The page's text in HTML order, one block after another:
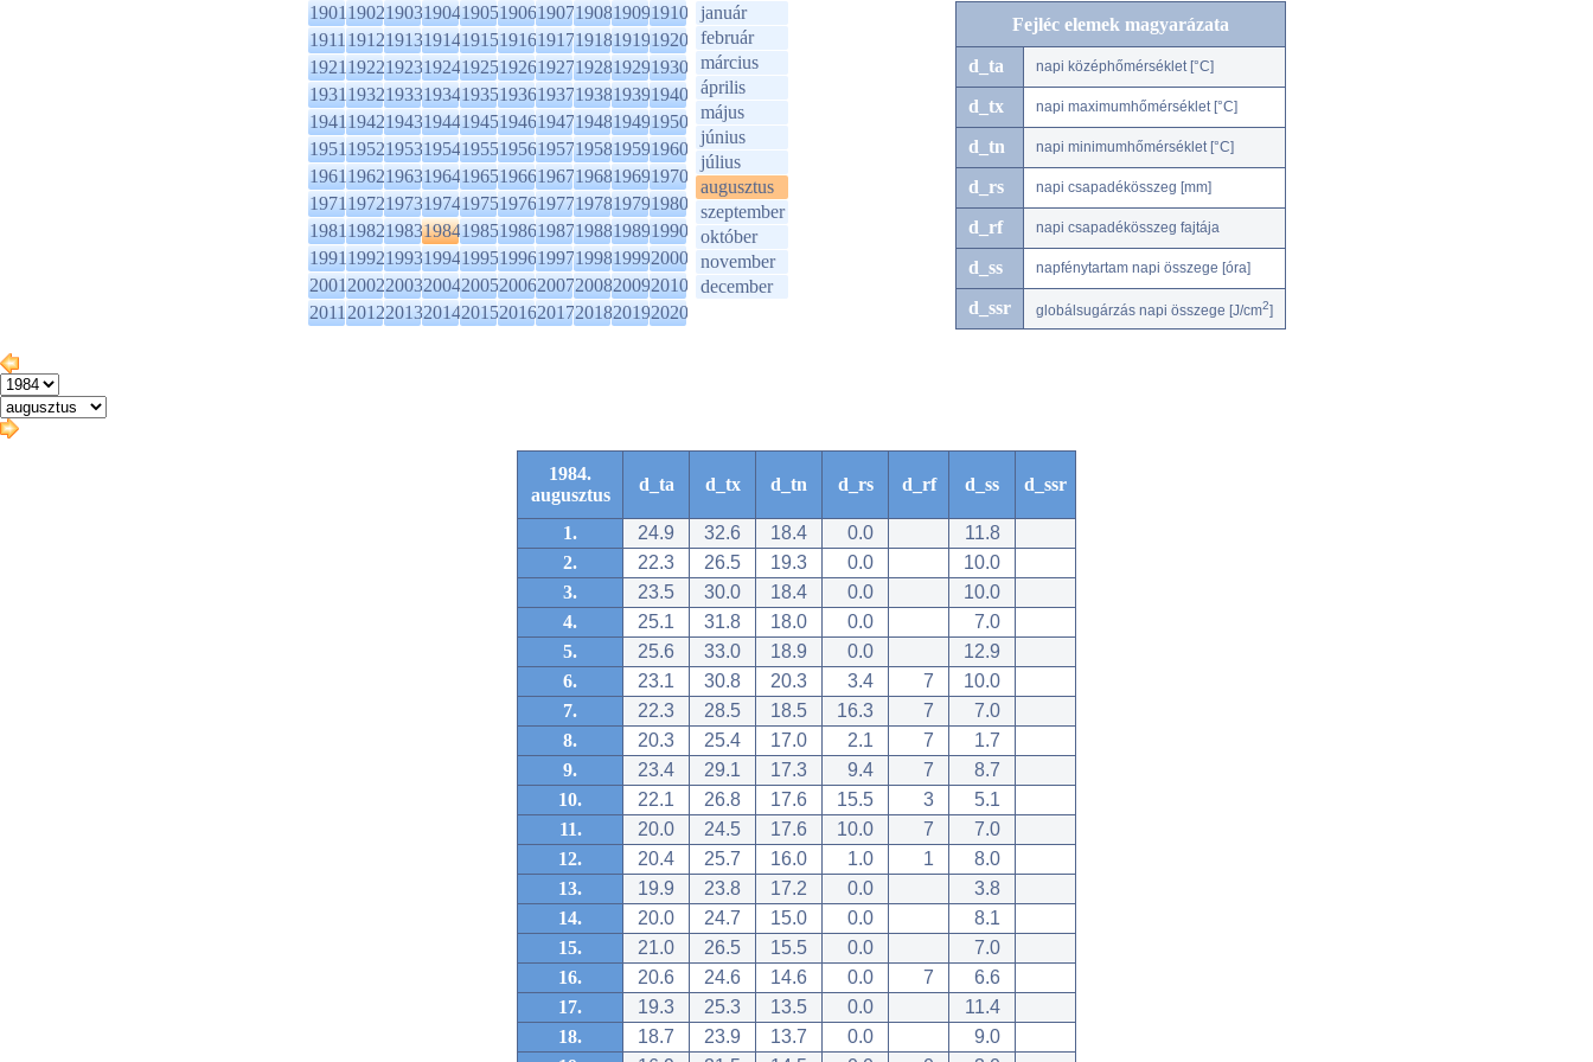
1901190219031904190519061907190819091910
1911191219131914191519161917191819191920
1921192219231924192519261927192819291930
1931193219331934193519361937193819391940
1941194219431944194519461947194819491950
1951195219531954195519561957195819591960
1961196219631964196519661967196819691970
1971197219731974197519761977197819791980
1981198219831984198519861987198819891990
1991199219931994199519961997199819992000
2001200220032004200520062007200820092010
2011201220132014201520162017201820192020
január
február
március
április
május
június
július
augusztus
szeptember
október
november
december
Fejléc elemek magyarázata
d_ta napi középhőmérséklet [°C]
d_tx napi maximumhőmérséklet [°C]
d_tn napi minimumhőmérséklet [°C]
d_rs napi csapadékösszeg [mm]
d_rf napi csapadékösszeg fajtája
d_ss napfénytartam napi összege [óra]
d_ssr globálsugárzás napi összege [J/cm2]
1984.
augusztus
d_ta d_tx d_tn d_rs d_rf d_ss d_ssr
1. 24.9 32.6 18.4 0.0
11.8
2.
22.3 26.5 19.3 0.0
10.0
3.
23.5 30.0 18.4 0.0
10.0
4.
25.1 31.8 18.0 0.0
7.0
5.
25.6 33.0 18.9 0.0
12.9
6.
23.1 30.8 20.3 3.4 7
10.0
7.
22.3 28.5 18.5 16.3 7
7.0
8.
20.3 25.4 17.0 2.1 7
1.7
9.
23.4 29.1 17.3 9.4 7
8.7
10.
22.1 26.8 17.6 15.5 3
5.1
11.
20.0 24.5 17.6 10.0 7
7.0
12.
20.4 25.7 16.0 1.0 1
8.0
13.
19.9 23.8 17.2 0.0
3.8
14.
20.0 24.7 15.0 0.0
8.1
15.
21.0 26.5 15.5 0.0
7.0
16.
20.6 24.6 14.6 0.0 7
6.6
17.
19.3 25.3 13.5 0.0
11.4
18.
18.7 23.9 13.7 0.0
9.0